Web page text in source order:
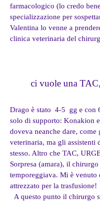
farmacologico (lo credo
specializzazione per
Valentina lo venne a
clinica veterinaria del
ci vuole una
Drago è stato 4-5 gg e con
solo di supporto: Konakion
doveva neanche dare,
veterinaria, ma gli assistenti
stesso. Altro che TAC,
Sorpresa (amara), il
temporeggiava. Mi è venuto
attrezzato per la trasfusione!
A questo punto il chirurgo